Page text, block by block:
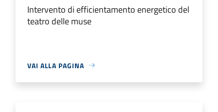
Intervento di efficientamento energetico del
teatro delle muse
VAI ALLA PAGINA